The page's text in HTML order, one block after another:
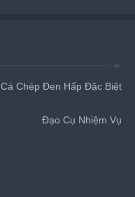
Cá Chép Đen Hấp Đặc Biệt
Đạo Cụ Nhiệm Vụ